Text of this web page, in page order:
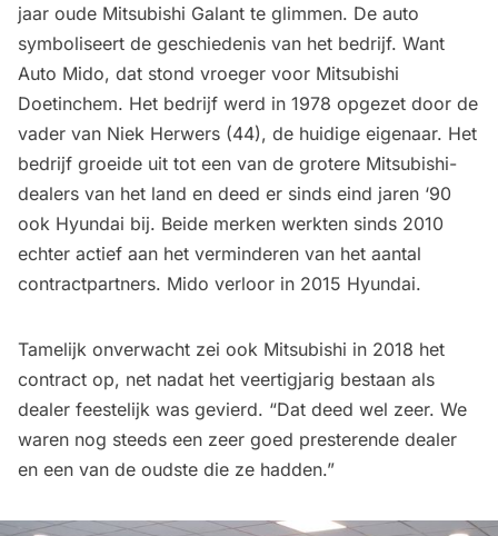
jaar oude Mitsubishi Galant te glimmen. De auto
symboliseert de geschiedenis van het bedrijf. Want
Auto Mido, dat stond vroeger voor Mitsubishi
Doetinchem. Het bedrijf werd in 1978 opgezet door de
vader van Niek Herwers (44), de huidige eigenaar. Het
bedrijf groeide uit tot een van de grotere Mitsubishi-
dealers van het land en deed er sinds eind jaren ‘90
ook Hyundai bij. Beide merken werkten sinds 2010
echter actief aan het verminderen van het aantal
contractpartners. Mido verloor in 2015 Hyundai.
Tamelijk onverwacht zei ook Mitsubishi in 2018 het
contract op, net nadat het veertigjarig bestaan als
dealer feestelijk was gevierd. “Dat deed wel zeer. We
waren nog steeds een zeer goed presterende dealer
en een van de oudste die ze hadden.”